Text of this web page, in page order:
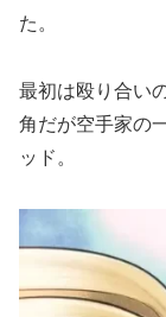
た。
最初は殴り合い
角だが空手家の
ッド。